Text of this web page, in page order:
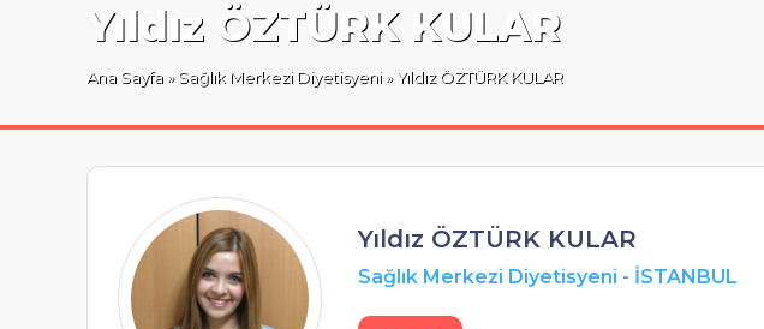
Yıldız ÖZTÜRK KULAR
Ana Sayfa » Sağlık Merkezi Diyetisyeni» Yıldız ÖZTÜRK KULAR
Yıldız ÖZTÜRK KULAR
Sağlık Merkezi Diyetisyeni - İSTANBUL